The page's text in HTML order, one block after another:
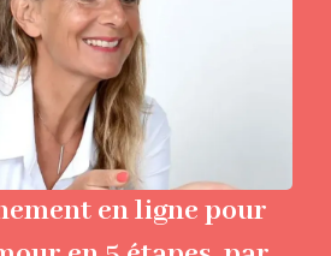
en ligne pour